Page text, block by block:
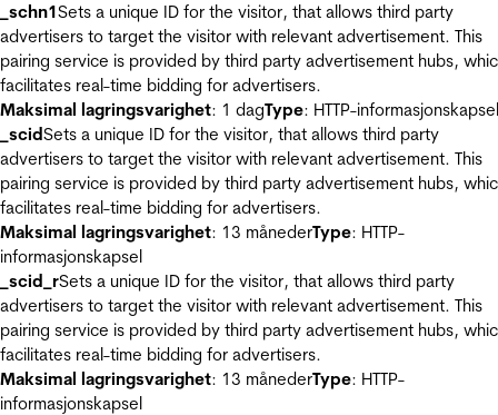
_schn1Sets a unique ID for the visitor, that allows third party
advertisers to target the visitor with relevant advertisement. This
pairing service is provided by third party advertisement hubs,
facilitates real-time bidding for advertisers.
Maksimal lagringsvarighet: 1 dagType: HTTP-informasjonskapsel
_scidSets a unique ID for the visitor, that allows third party
advertisers to target the visitor with relevant advertisement. This
pairing service is provided by third party advertisement hubs,
facilitates real-time bidding for advertisers.
Maksimal lagringsvarighet: 13 månederType: HTTP-
informasjonskapsel
_scid_rSets a unique ID for the visitor, that allows third party
advertisers to target the visitor with relevant advertisement. This
pairing service is provided by third party advertisement hubs,
facilitates real-time bidding for advertisers.
Maksimal lagringsvarighet: 13 månederType: HTTP-
informasjonskapsel